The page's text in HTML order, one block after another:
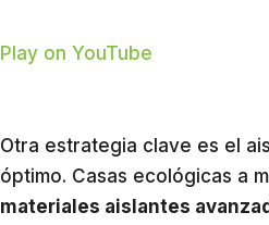
Play on YouTube
Otra estrategia clave es el
óptimo. Casas ecológicas a
materiales aislantes